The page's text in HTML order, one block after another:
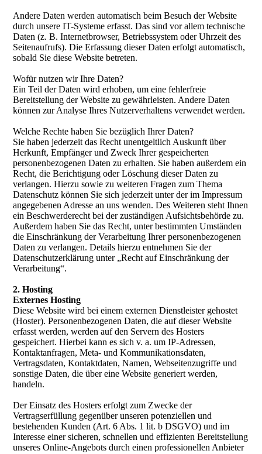
Andere Daten werden automatisch beim Besuch der Website
durch unsere IT-Systeme erfasst. Das sind vor allem technische
Daten (z. B. Internetbrowser, Betriebssystem oder Uhrzeit des
Seitenaufrufs). Die Erfassung dieser Daten erfolgt automatisch,
sobald Sie diese Website betreten.
Wofür nutzen wir Ihre Daten?
Ein Teil der Daten wird erhoben, um eine fehlerfreie
Bereitstellung der Website zu gewährleisten. Andere Daten
können zur Analyse Ihres Nutzerverhaltens verwendet werden.
Welche Rechte haben Sie bezüglich Ihrer Daten?
Sie haben jederzeit das Recht unentgeltlich Auskunft über
Herkunft, Empfänger und Zweck Ihrer gespeicherten
personenbezogenen Daten zu erhalten. Sie haben außerdem ein
Recht, die Berichtigung oder Löschung dieser Daten zu
verlangen. Hierzu sowie zu weiteren Fragen zum Thema
Datenschutz können Sie sich jederzeit unter der im Impressum
angegebenen Adresse an uns wenden. Des Weiteren steht Ihnen
ein Beschwerderecht bei der zuständigen Aufsichtsbehörde zu.
Außerdem haben Sie das Recht, unter bestimmten Umständen
die Einschränkung der Verarbeitung Ihrer personenbezogenen
Daten zu verlangen. Details hierzu entnehmen Sie der
Datenschutzerklärung unter „Recht auf Einschränkung der
Verarbeitung“.
2. Hosting
Externes Hosting
Diese Website wird bei einem externen Dienstleister gehostet
(Hoster). Personenbezogenen Daten, die auf dieser Website
erfasst werden, werden auf den Servern des Hosters
gespeichert. Hierbei kann es sich v. a. um IP-Adressen,
Kontaktanfragen, Meta- und Kommunikationsdaten,
Vertragsdaten, Kontaktdaten, Namen, Webseitenzugriffe und
sonstige Daten, die über eine Website generiert werden,
handeln.
Der Einsatz des Hosters erfolgt zum Zwecke der
Vertragserfüllung gegenüber unseren potenziellen und
bestehenden Kunden (Art. 6 Abs. 1 lit. b DSGVO) und im
Interesse einer sicheren, schnellen und effizienten Bereitstellung
unseres Online-Angebots durch einen professionellen Anbieter